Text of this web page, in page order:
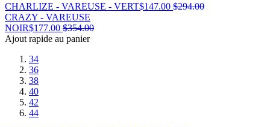
CHARLIZE - VAREUSE - VERT$147.00 $294.00
CRAZY - VAREUSE
NOIR$177.00 $354.00
Ajout rapide au panier
34
36
38
40
42
44